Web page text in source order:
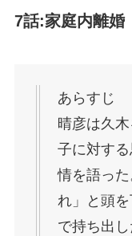
7話:家庭内離婚
あらすじ
晴彦は久
子に対す
情を語っ
れ」と頭
で持ち出